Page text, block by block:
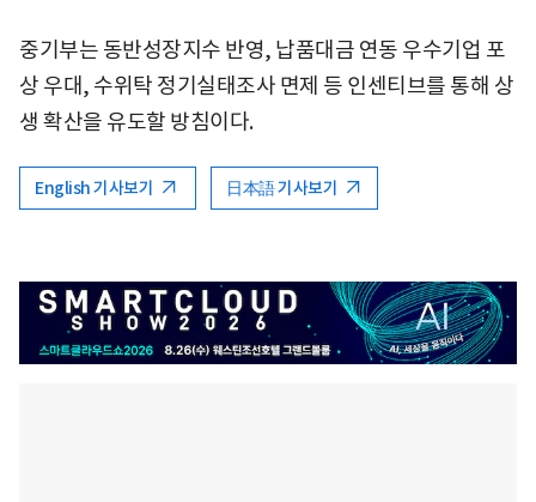
중기부는 동반성장지수 반영, 납품대금 연동 우수기업 포
상 우대, 수위탁 정기실태조사 면제 등 인센티브를 통해 상
생 확산을 유도할 방침이다.
English 기사보기 日本語 기사보기